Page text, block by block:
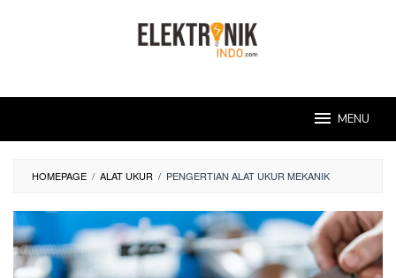
MENU
HOMEPAGE / ALAT UKUR / PENGERTIAN ALAT UKUR MEKANIK